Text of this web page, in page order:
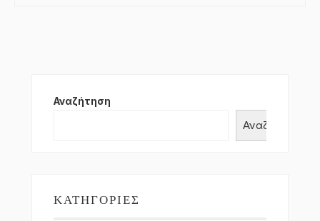
Αναζήτηση
Αναζήτηση
ΚΑΤΗΓΟΡΊΕΣ